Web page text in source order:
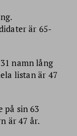
är 65-
namn lång
listan är 47
på sin 63
är 47 år.